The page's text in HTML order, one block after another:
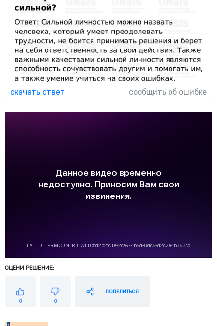
скачать ответ сообщить об ошибке
ОЦЕНИ РЕШЕНИЕ:
0 0
ПОДЕЛИТЬСЯ